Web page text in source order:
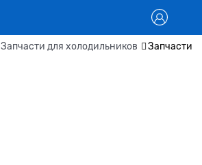
Запчасти для холодильников Запчасти